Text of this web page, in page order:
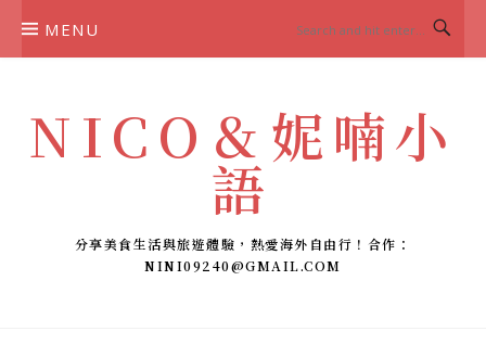
MENU
NICO＆妮喃小
語
分享美食生活與旅遊體驗，熱愛海外自由行！合作：
NINI09240@GMAIL.COM